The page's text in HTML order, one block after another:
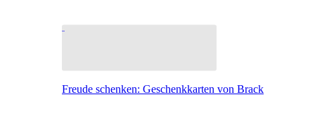
Freude schenken: Geschenkkarten von Brack